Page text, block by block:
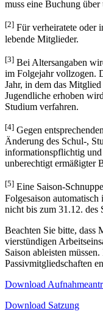
muss eine Buchung
[2] Für verheiratete oder
lebende Mitglieder.
[3] Bei Altersangaben
im Folgejahr vollzogen.
Jahr, in dem das
Jugendliche erhoben
Studium verfahren.
[4] Gegen
Änderung des Schul-,
informationspflichtig
unberechtigt ermäßigter
[5] Eine Saison-
Folgesaison
nicht bis zum 31.12. des
Beachten Sie bitte, dass
vierstündigen
Saison ableisten
Passivmitgliedschaften
Download
Download Satzung